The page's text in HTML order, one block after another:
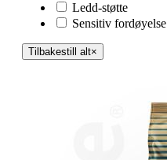
Ledd-støtte
Sensitiv fordøyelse
Tilbakestill alt×